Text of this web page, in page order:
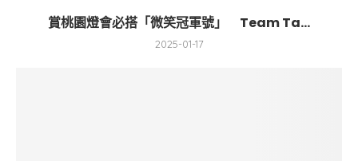
賞桃園燈會必搭「微笑冠軍號」 Team Ta...
2025-01-17